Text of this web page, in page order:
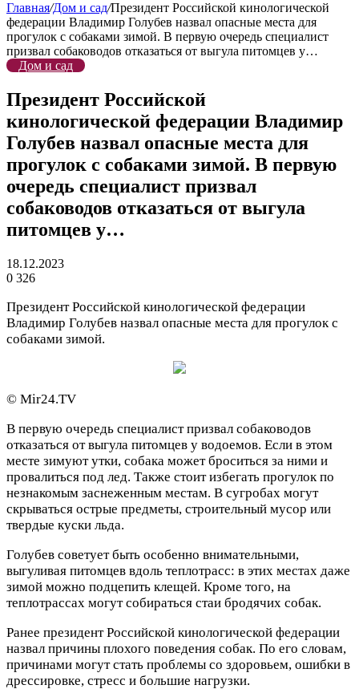
Главная/Дом и сад/Президент Российской кинологической
федерации Владимир Голубев назвал опасные места для
прогулок с собаками зимой. В первую очередь специалист
призвал собаководов отказаться от выгула питомцев у…
Дом и сад
Президент Российской
кинологической федерации Владимир
Голубев назвал опасные места для
прогулок с собаками зимой. В первую
очередь специалист призвал
собаководов отказаться от выгула
питомцев у…
18.12.2023
0 326
Президент Российской кинологической федерации
Владимир Голубев назвал опасные места для прогулок с
собаками зимой.
© Mir24.TV
В первую очередь специалист призвал собаководов
отказаться от выгула питомцев у водоемов. Если в этом
месте зимуют утки, собака может броситься за ними и
провалиться под лед. Также стоит избегать прогулок по
незнакомым заснеженным местам. В сугробах могут
скрываться острые предметы, строительный мусор или
твердые куски льда.
Голубев советует быть особенно внимательными,
выгуливая питомцев вдоль теплотрасс: в этих местах даже
зимой можно подцепить клещей. Кроме того, на
теплотрассах могут собираться стаи бродячих собак.
Ранее президент Российской кинологической федерации
назвал причины плохого поведения собак. По его словам,
причинами могут стать проблемы со здоровьем, ошибки в
дрессировке, стресс и большие нагрузки.